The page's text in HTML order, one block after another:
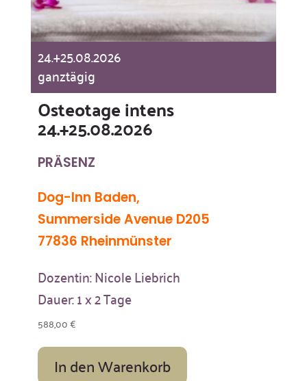
24.+25.08.2026
ganztägig
Osteotage intens
24.+25.08.2026
PRÄSENZ
Dog-Inn Baden,
Summerside Avenue D205
77836 Rheinmünster
Dozentin: Nicole Liebrich
Dauer: 1 x 2 Tage
588,00€
In den Warenkorb